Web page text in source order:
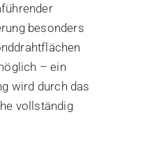
besonders
– ein
wird durch das
vollständig